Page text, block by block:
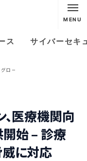
MENU
ス サイバーセキ
医療機関向
始 – 診療
に対応